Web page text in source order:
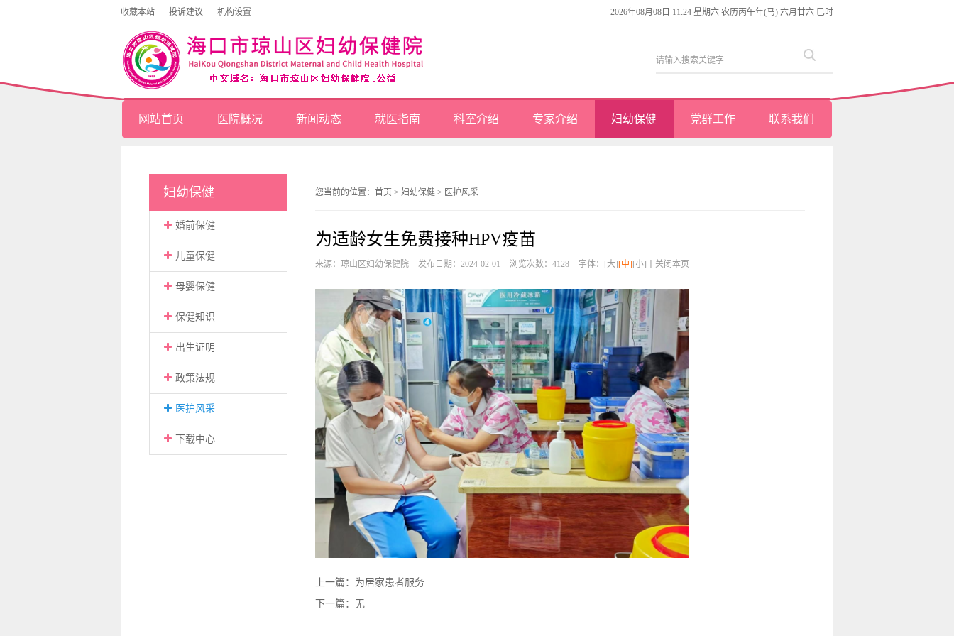
收藏本站 投诉建议 机构设置 2026年08月08日 11:24 星期六 农历丙午年(马) 六月廿六 巳时
网站首页 医院概况 新闻动态 就医指南 科室介绍 专家介绍 妇幼保健 党群工作 联系我们
妇幼保健
婚前保健
儿童保健
母婴保健
保健知识
出生证明
政策法规
医护风采
下载中心
您当前的位置： 首页 > 妇幼保健 > 医护风采
为适龄女生免费接种HPV疫苗
来源：琼山区妇幼保健院 发布日期：2024-02-01 浏览次数： 4128 字体： [大] [中] [小] 关闭本页
上一篇： 为居家患者服务
下一篇：无